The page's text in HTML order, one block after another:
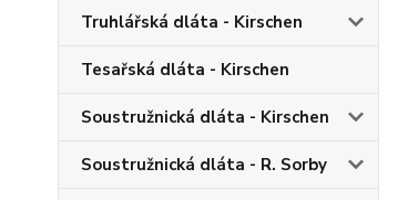
Truhlářská dláta - Kirschen
Tesařská dláta - Kirschen
Soustružnická dláta - Kirschen
Soustružnická dláta - R. Sorby